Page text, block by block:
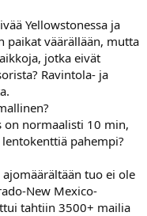
Yellowstonessa ja
paikat väärällään, mutta
jotka eivät
Ravintola- ja
on normaalisti 10 min,
pahempi?
tuo ei ole
New Mexico-
tahtiin 3500+ mailia